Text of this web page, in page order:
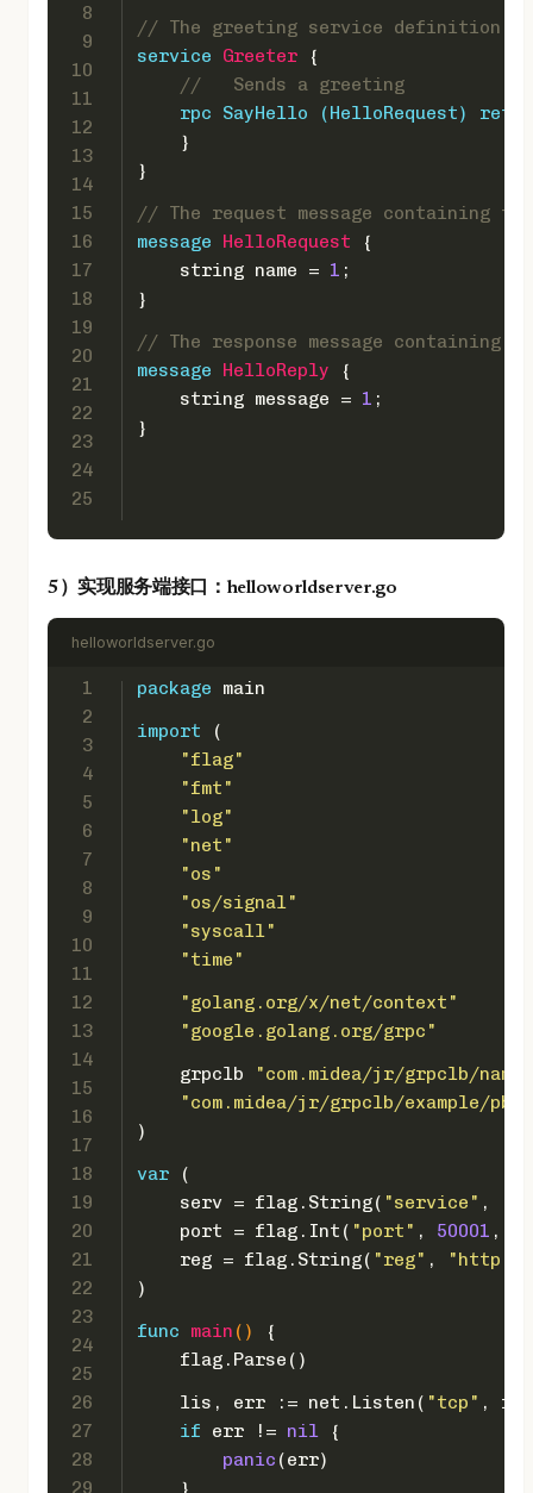
8
9
10
11
12
13
14
15
16
17
18
19
20
21
22
23
24
25
// The greeting service definition.
service Greeter {
//   Sends a greeting
rpc SayHello (HelloRequest)
    }
}
// The request message containing
message HelloRequest {
string name = 1 ;
}
// The response message containing
message HelloReply {
string message = 1 ;
}
5）实现服务端接口：helloworldserver.go
helloworldserver.go
1
2
3
4
5
6
7
8
9
10
11
12
13
14
15
16
17
18
19
20
21
22
23
24
25
26
27
28
29
package main
import (
"flag"
"fmt"
"log"
"net"
"os"
"os/signal"
"syscall"
"time"
"golang.org/x/net/context"
"google.golang.org/grpc"
    grpclb
"com.midea/jr/grpclb/
"com.midea/jr/grpclb/example/pb"
)
var (
    serv = flag.String(
"service" ,
    port = flag.Int(
"port" , 50001 ,
    reg = flag.String(
"reg" ,
"http://
)
func
main ()
{
    flag.Parse()
    lis, err := net.Listen(
"tcp" ,
if err != nil {
panic (err)
    }